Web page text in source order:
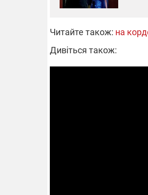
Читайте також: на
Дивіться також: